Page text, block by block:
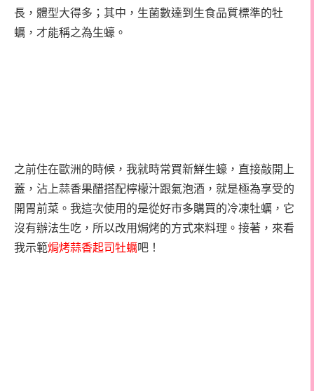
長，體型大得多；其中，生菌數達到生食品質標準的牡
蠣，才能稱之為生蠔。
之前住在歐洲的時候，我就時常買新鮮生蠔，直接敲開上
蓋，沾上蒜香果醋搭配檸檬汁跟氣泡酒，就是極為享受的
開胃前菜。我這次使用的是從好市多購買的冷凍牡蠣，它
沒有辦法生吃，所以改用焗烤的方式來料理。接著，來看
我示範焗烤蒜香起司牡蠣吧！